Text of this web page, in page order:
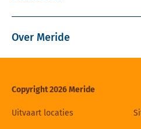
Over Meride
Copyright 2026 Meride
Uitvaart locaties